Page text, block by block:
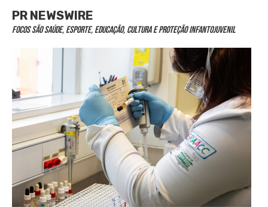
PR NEWSWIRE
Focos são saúde, esporte, educação, cultura e proteção infantojuvenil